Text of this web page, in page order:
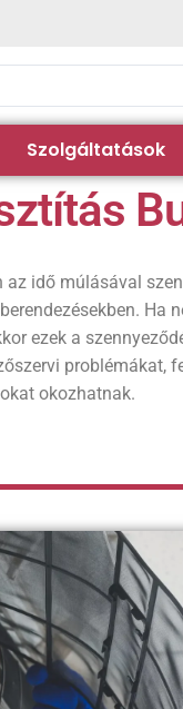
Szolgáltatások
idő múlásával
Ha
ezek a
problémákat,
okozhatnak.